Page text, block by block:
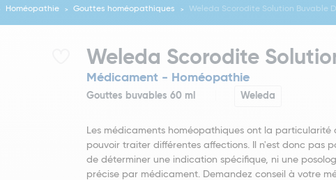
Homéopathie Gouttes homéopathiques Weleda Scorodite Solution Buvable
Weleda Scorodite
Médicament - Homéopathie
Gouttes buvables 60 ml Weleda
Les médicaments homéopathiques ont la particularité
pouvoir traiter différentes affections. Il n'est donc pas
de déterminer une indication spécifique, ni une
précise par médicament. Demandez conseil à votre